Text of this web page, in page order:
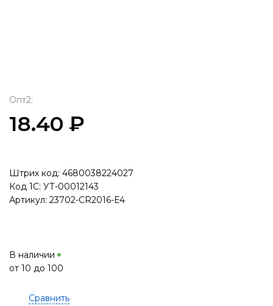
Опт2:
18.40 ₽
Штрих код: 4680038224027
Код 1С: УТ-00012143
Артикул: 23702-CR2016-E4
В наличии
от 10 до 100
Сравнить